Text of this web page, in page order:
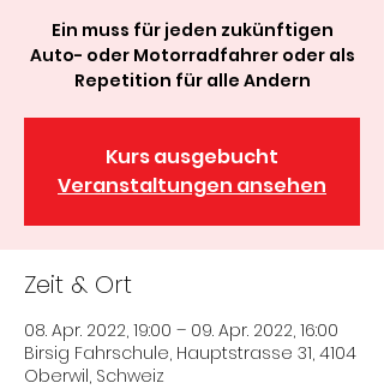
Ein muss für jeden zukünftigen
Auto- oder Motorradfahrer oder als
Repetition für alle Andern
Kurs ausgebucht
Veranstaltungen ansehen
Zeit & Ort
08. Apr. 2022, 19:00 – 09. Apr. 2022, 16:00
Birsig Fahrschule, Hauptstrasse 31, 4104
Oberwil, Schweiz